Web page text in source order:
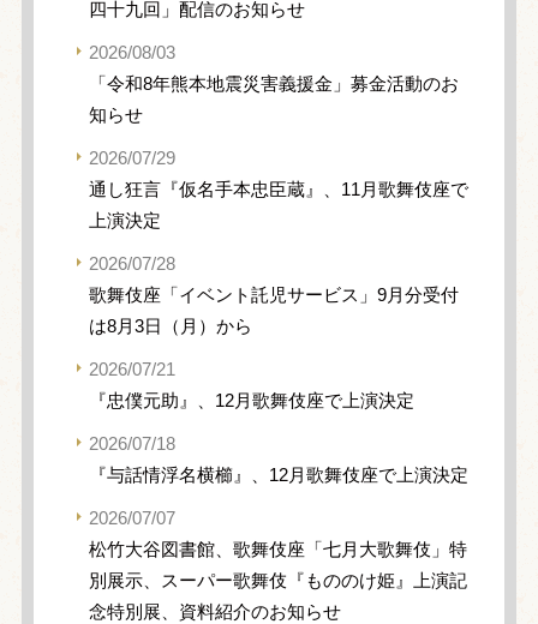
四十九回」配信のお知らせ
2026/08/03
「令和8年熊本地震災害義援金」募金活動のお
知らせ
2026/07/29
通し狂言『仮名手本忠臣蔵』、11月歌舞伎座で
上演決定
2026/07/28
歌舞伎座「イベント託児サービス」9月分受付
は8月3日（月）から
2026/07/21
『忠僕元助』、12月歌舞伎座で上演決定
2026/07/18
『与話情浮名横櫛』、12月歌舞伎座で上演決定
2026/07/07
松竹大谷図書館、歌舞伎座「七月大歌舞伎」特
別展示、スーパー歌舞伎『もののけ姫』上演記
念特別展、資料紹介のお知らせ